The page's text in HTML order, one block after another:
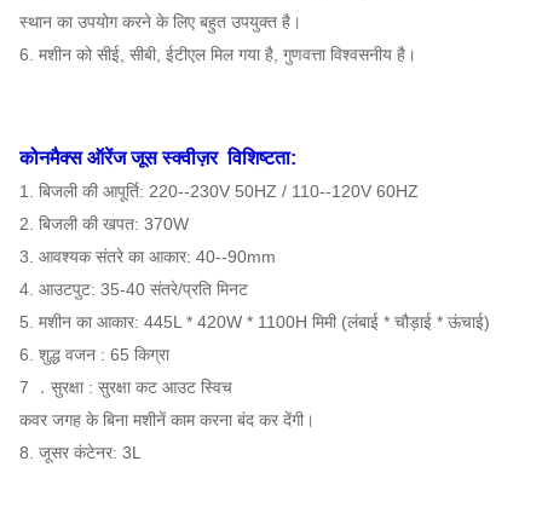
20' एफटी
लोडिंग
120PCS
स्थान का उपयोग करने के लिए बहुत उपयुक्त है।
6. मशीन को सीई, सीबी, ईटीएल मिल गया है, गुणवत्ता विश्वसनीय है।
कोनमैक्स ऑरेंज जूस स्क्वीज़र विशिष्टता:
1. बिजली की आपूर्ति: 220--230V 50HZ / 110--120V 60HZ
2. बिजली की खपत: 370W
3. आवश्यक संतरे का आकार: 40--90mm
4. आउटपुट: 35-40 संतरे/प्रति मिनट
5. मशीन का आकार: 445L * 420W * 1100H मिमी (लंबाई * चौड़ाई * ऊंचाई)
6. शुद्ध वजन : 65 किग्रा
7 ．सुरक्षा : सुरक्षा कट आउट स्विच
कवर जगह के बिना मशीनें काम करना बंद कर देंगी।
8. जूसर कंटेनर: 3L